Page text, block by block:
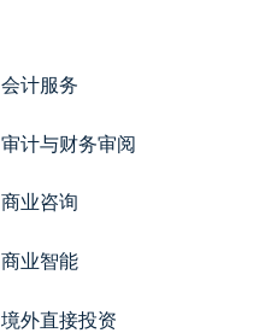
会计服务
审计与财务审阅
商业咨询
商业智能
境外直接投资